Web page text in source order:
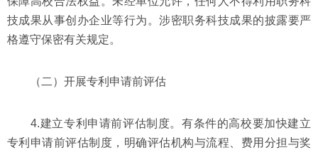
技成果从事创办企业等行为。涉密职务科技成果的披露要严
格遵守保密有关规定。
（二）开展专利申请前评估
4.建立专利申请前评估制度。有条件的高校要加快建立
专利申请前评估制度，明确评估机构与流程、费用分担与奖